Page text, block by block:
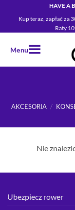
HAVE A
Kup teraz, zapłać za
Raty
Menu
AKCESORIA /
Nie
Ubezpiecz rower